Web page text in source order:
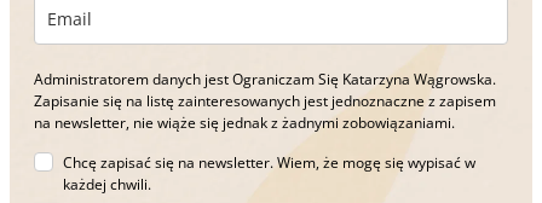
Administratorem danych jest Ograniczam Się Katarzyna Wągrowska.
Zapisanie się na listę zainteresowanych jest jednoznaczne z zapisem
na newsletter, nie wiąże się jednak z żadnymi zobowiązaniami.
Chcę zapisać się na newsletter. Wiem, że mogę się wypisać w
każdej chwili.